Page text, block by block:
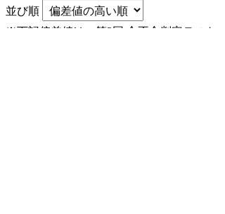
並び順
※下記偏差値は、第2回 合不合判定テスト